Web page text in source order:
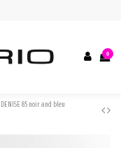
0
85 noir and bleu